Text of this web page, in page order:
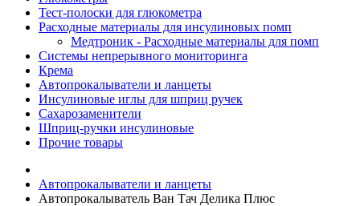
Тест-полоски для глюкометра
Расходные материалы для инсулиновых помп
Медтроник - Расходные материалы для помп
Системы непрерывного мониторинга
Крема
Автопрокалыватели и ланцеты
Инсулиновые иглы для шприц ручек
Сахарозаменители
Шприц-ручки инсулиновые
Прочие товары
Автопрокалыватели и ланцеты
Автопрокалыватель Ван Тач Делика Плюс